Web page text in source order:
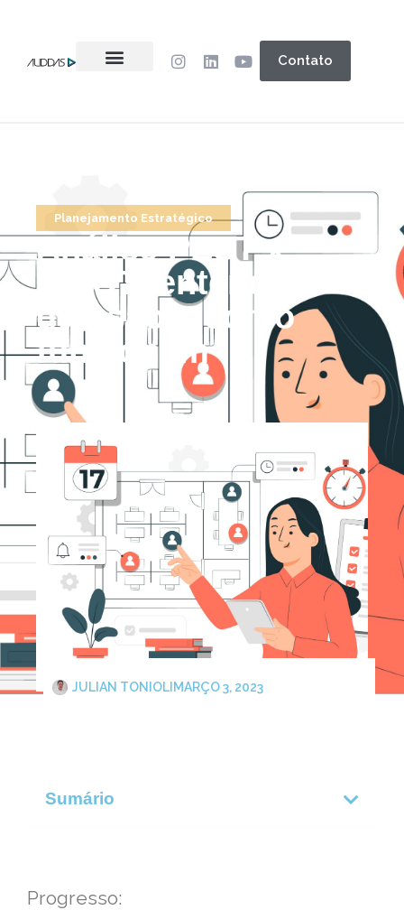
Contato
Planejamento Estratégico
Análise PEST x
SWOT: entenda o
que são e como
funcionam
JULIAN TONIOLI MARÇO 3, 2023
Sumário
Progresso: